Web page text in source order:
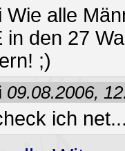
Wie alle
in den 27
;)
09.08.2006,
ich